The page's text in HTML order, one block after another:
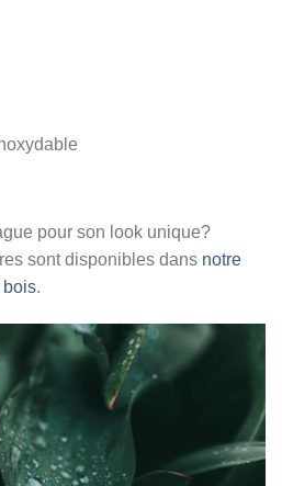
pour son look unique?
sont disponibles dans notre
bois.